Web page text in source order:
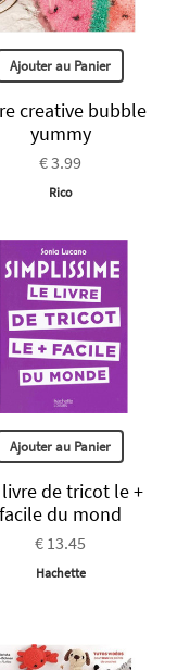
Ajouter au Panier
creative bubble
yummy
€ 3.99
Rico
Ajouter au Panier
livre de tricot le +
facile du mond
€ 13.45
Hachette